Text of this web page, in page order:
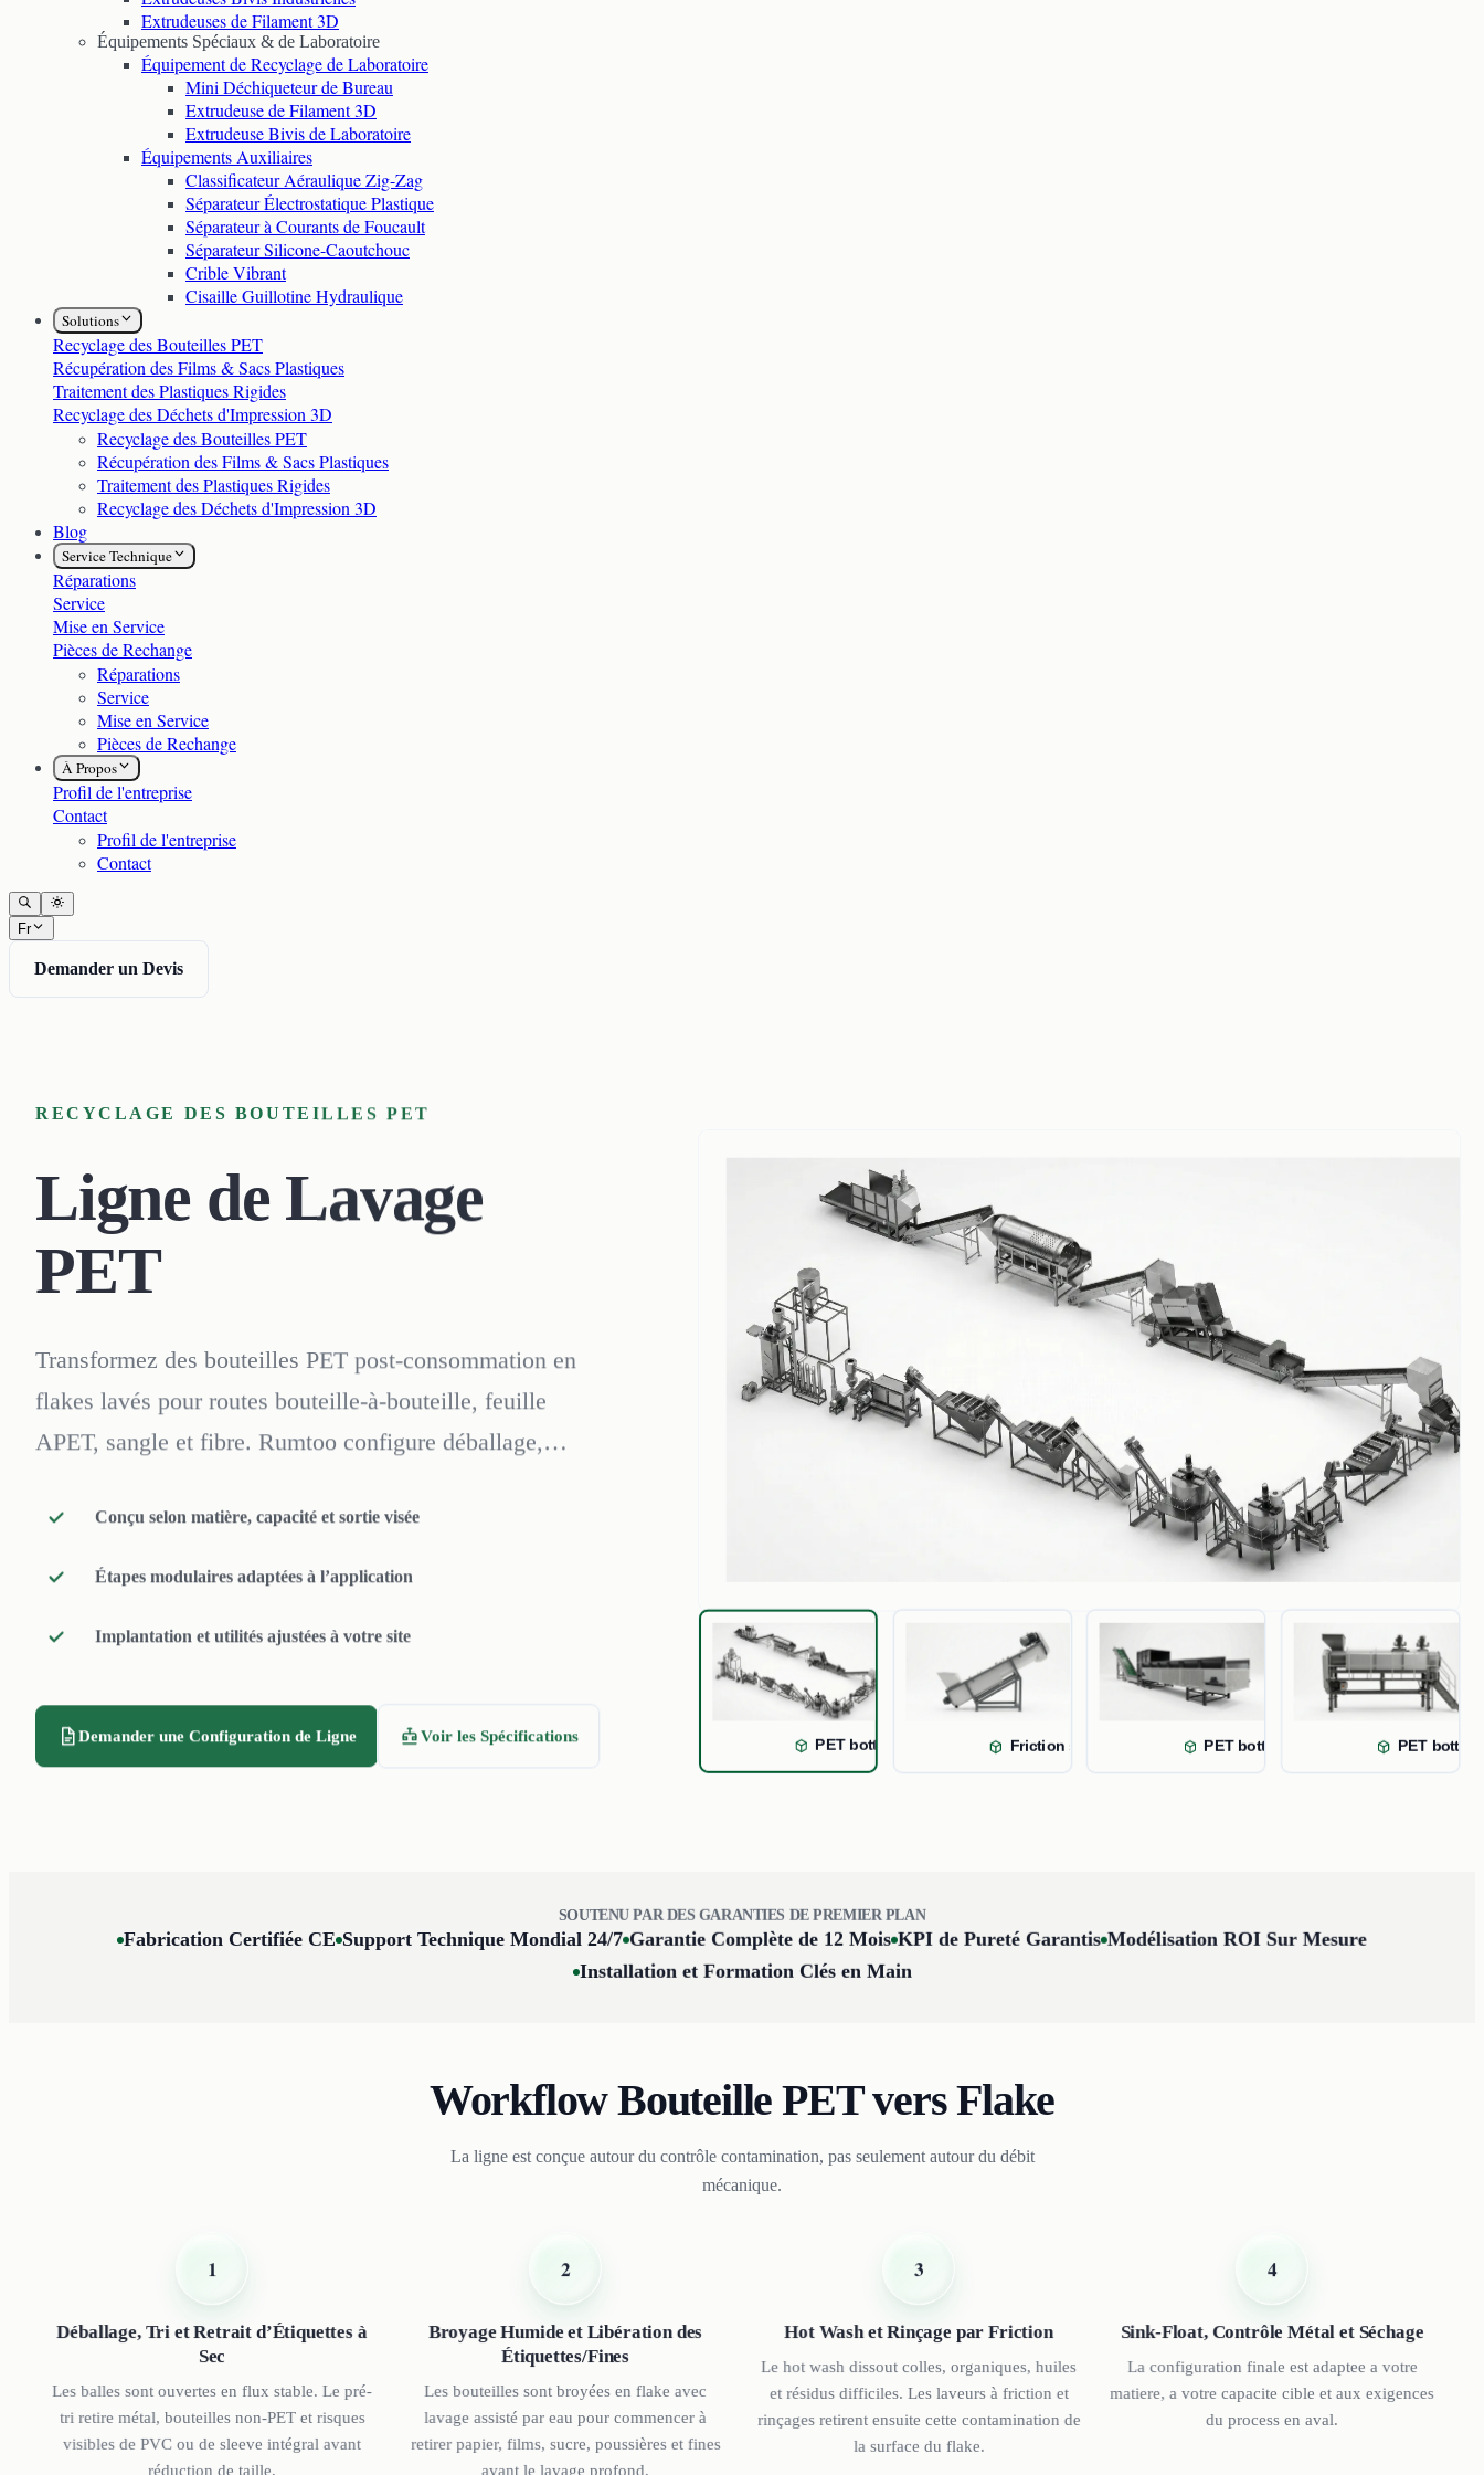
Extrudeuses de Filament 3D
Équipements Spéciaux & de Laboratoire
Équipement de Recyclage de Laboratoire
Mini Déchiqueteur de Bureau
Extrudeuse de Filament 3D
Extrudeuse Bivis de Laboratoire
Équipements Auxiliaires
Classificateur Aéraulique Zig-Zag
Séparateur Électrostatique Plastique
Séparateur à Courants de Foucault
Séparateur Silicone-Caoutchouc
Crible Vibrant
Cisaille Guillotine Hydraulique
Solutions
Recyclage des Bouteilles PET
Récupération des Films & Sacs Plastiques
Traitement des Plastiques Rigides
Recyclage des Déchets d'Impression 3D
Recyclage des Bouteilles PET
Récupération des Films & Sacs Plastiques
Traitement des Plastiques Rigides
Recyclage des Déchets d'Impression 3D
Blog
Service Technique
Réparations
Service
Mise en Service
Pièces de Rechange
Réparations
Service
Mise en Service
Pièces de Rechange
À Propos
Profil de l'entreprise
Contact
Profil de l'entreprise
Contact
Fr
Demander un Devis
RECYCLAGE DES BOUTEILLES PET
Ligne de Lavage
PET
Transformez des bouteilles PET post-consommation en
flakes lavés pour routes bouteille-à-bouteille, feuille
APET, sangle et fibre. Rumtoo configure déballage,
et séchage selon le profil de balle et la spécification
finale.
Conçu selon matière, capacité et sortie visée
Étapes modulaires adaptées à l’application
Implantation et utilités ajustées à votre site
Demander une Configuration de Ligne Voir les Spécifications
PET bottle washing line installedFriction screw washer for PET bottPET bottle debaler PET bottle
SOUTENU PAR DES GARANTIES DE PREMIER PLAN
Fabrication Certifiée CE Support Technique Mondial 24/7 Garantie Complète de 12 Mois KPI de Pureté Garantis Modélisation ROI Sur Mesure
Installation et Formation Clés en Main
Workflow Bouteille PET vers Flake
La ligne est conçue autour du contrôle contamination, pas seulement autour du débit
mécanique.
1
Déballage, Tri et Retrait d’Étiquettes à
Sec
Les balles sont ouvertes en flux stable. Le pré-
tri retire métal, bouteilles non-PET et risques
visibles de PVC ou de sleeve intégral avant
réduction de taille.
2
Broyage Humide et Libération des
Étiquettes/Fines
Les bouteilles sont broyées en flake avec
lavage assisté par eau pour commencer à
retirer papier, films, sucre, poussières et fines
avant le lavage profond.
3
Hot Wash et Rinçage par Friction
Le hot wash dissout colles, organiques, huiles
et résidus difficiles. Les laveurs à friction et
rinçages retirent ensuite cette contamination de
la surface du flake.
4
Sink-Float, Contrôle Métal et Séchage
La configuration finale est adaptee a votre
matiere, a votre capacite cible et aux exigences
du process en aval.